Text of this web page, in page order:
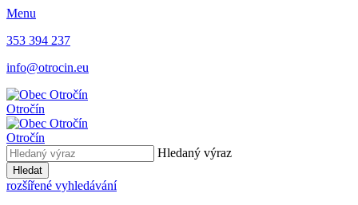
Menu
353 394 237
info@otrocin.eu
Otročín
Otročín
Hledaný výraz
Hledat
rozšířené vyhledávání